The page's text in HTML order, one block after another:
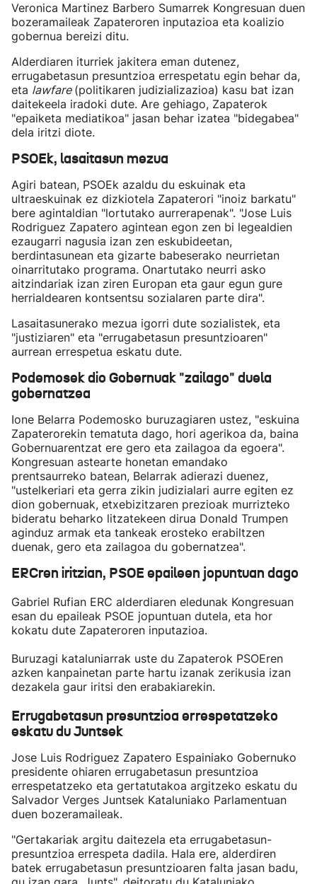
Veronica Martinez Barbero Sumarrek Kongresuan duen
bozeramaileak Zapateroren inputazioa eta koalizio
gobernua bereizi ditu.
Alderdiaren iturriek jakitera eman dutenez,
errugabetasun presuntzioa errespetatu egin behar da,
eta lawfare (politikaren judizializazioa) kasu bat izan
daitekeela iradoki dute. Are gehiago, Zapaterok
"epaiketa mediatikoa" jasan behar izatea "bidegabea"
dela iritzi diote.
PSOEk, lasaitasun mezua
Agiri batean, PSOEk azaldu du eskuinak eta
ultraeskuinak ez dizkiotela Zapaterori "inoiz barkatu"
bere agintaldian "lortutako aurrerapenak". "Jose Luis
Rodriguez Zapatero agintean egon zen bi legealdien
ezaugarri nagusia izan zen eskubideetan,
berdintasunean eta gizarte babeserako neurrietan
oinarritutako programa. Onartutako neurri asko
aitzindariak izan ziren Europan eta gaur egun gure
herrialdearen kontsentsu sozialaren parte dira".
Lasaitasunerako mezua igorri dute sozialistek, eta
"justiziaren" eta "errugabetasun presuntzioaren"
aurrean errespetua eskatu dute.
Podemosek dio Gobernuak "zailago" duela
gobernatzea
Ione Belarra Podemosko buruzagiaren ustez, "eskuina
Zapaterorekin tematuta dago, hori agerikoa da, baina
Gobernuarentzat ere gero eta zailagoa da egoera".
Kongresuan astearte honetan emandako
prentsaurreko batean, Belarrak adierazi duenez,
"ustelkeriari eta gerra zikin judizialari aurre egiten ez
dion gobernuak, etxebizitzaren prezioak murrizteko
bideratu beharko litzatekeen dirua Donald Trumpen
aginduz armak eta tankeak erosteko erabiltzen
duenak, gero eta zailagoa du gobernatzea".
ERCren iritzian, PSOE epaileen jopuntuan dago
Gabriel Rufian ERC alderdiaren eledunak Kongresuan
esan du epaileak PSOE jopuntuan dutela, eta hor
kokatu dute Zapateroren inputazioa.
Buruzagi kataluniarrak uste du Zapaterok PSOEren
azken kanpainetan parte hartu izanak zerikusia izan
dezakela gaur iritsi den erabakiarekin.
Errugabetasun presuntzioa errespetatzeko
eskatu du Juntsek
Jose Luis Rodriguez Zapatero Espainiako Gobernuko
presidente ohiaren errugabetasun presuntzioa
errespetatzeko eta gertatutakoa argitzeko eskatu du
Salvador Verges Juntsek Kataluniako Parlamentuan
duen bozeramaileak.
"Gertakariak argitu daitezela eta errugabetasun-
presuntzioa errespeta dadila. Hala ere, alderdiren
batek errugabetasun presuntzioaren falta jasan badu,